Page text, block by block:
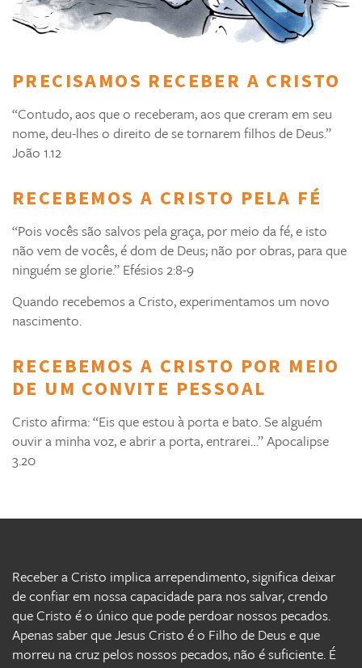
PRECISAMOS RECEBER A CRISTO
“Contudo, aos que o receberam, aos que creram em seu
nome, deu-lhes o direito de se tornarem filhos de Deus.”
João 1.12
RECEBEMOS A CRISTO PELA FÉ
“Pois vocês são salvos pela graça, por meio da fé, e isto
não vem de vocês, é dom de Deus; não por obras, para que
ninguém se glorie.” Efésios 2:8-9
Quando recebemos a Cristo, experimentamos um novo
nascimento.
RECEBEMOS A CRISTO POR MEIO
DE UM CONVITE PESSOAL
Cristo afirma: “Eis que estou à porta e bato. Se alguém
ouvir a minha voz, e abrir a porta, entrarei…” Apocalipse
3.20
Receber a Cristo implica arrependimento, significa deixar
de confiar em nossa capacidade para nos salvar, crendo
que Cristo é o único que pode perdoar nossos pecados.
Apenas saber que Jesus Cristo é o Filho de Deus e que
morreu na cruz pelos nossos pecados, não é suficiente. É